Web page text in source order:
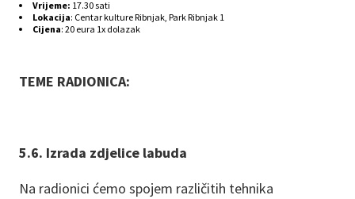
Vrijeme: 17.30 sati
Lokacija: Centar kulture Ribnjak, Park Ribnjak 1
Cijena: 20 eura 1x dolazak
TEME RADIONICA:
5.6. Izrada zdjelice labuda
Na radionici ćemo spojem različitih tehnika